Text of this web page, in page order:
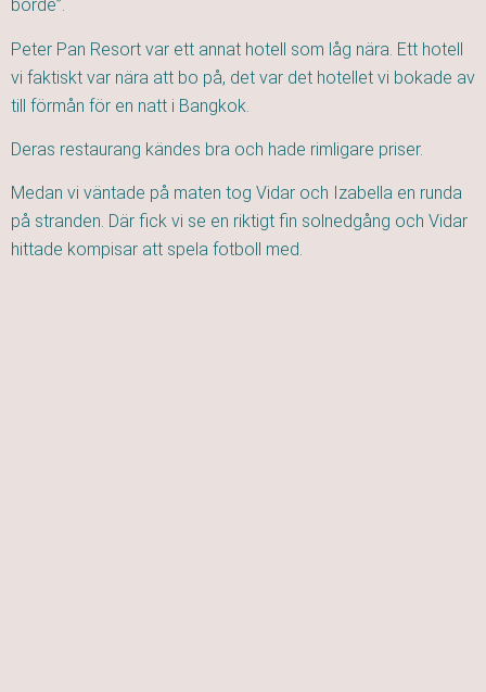
borde”.
Peter Pan Resort var ett annat hotell som låg nära. Ett hotell
vi faktiskt var nära att bo på, det var det hotellet vi bokade av
till förmån för en natt i Bangkok.
Deras restaurang kändes bra och hade rimligare priser.
Medan vi väntade på maten tog Vidar och Izabella en runda
på stranden. Där fick vi se en riktigt fin solnedgång och Vidar
hittade kompisar att spela fotboll med.